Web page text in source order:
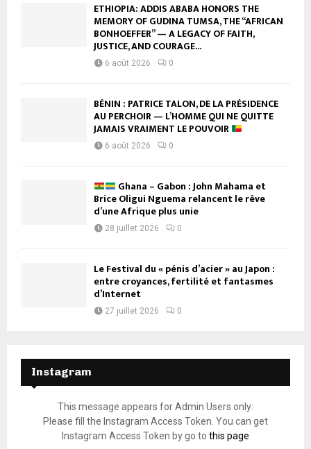
ETHIOPIA: ADDIS ABABA HONORS THE
MEMORY OF GUDINA TUMSA, THE “AFRICAN
BONHOEFFER” — A LEGACY OF FAITH,
JUSTICE, AND COURAGE...
6 août 2026 0
BÉNIN : PATRICE TALON, DE LA PRÉSIDENCE
AU PERCHOIR — L’HOMME QUI NE QUITTE
JAMAIS VRAIMENT LE POUVOIR
6 août 2026 0
Ghana – Gabon : John Mahama et
Brice Oligui Nguema relancent le rêve
d’une Afrique plus unie
28 juillet 2026 0
Le Festival du « pénis d’acier » au Japon :
entre croyances, fertilité et fantasmes
d’Internet
27 juillet 2026 0
Instagram
This message appears for Admin Users only:
Please fill the Instagram Access Token. You can get
Instagram Access Token by go to this page